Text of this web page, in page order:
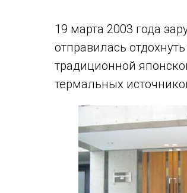
19 марта 2003 года
отправилась
традиционной
термальных